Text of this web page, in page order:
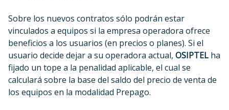
Sobre los nuevos contratos sólo podrán estar
vinculados a equipos si la empresa operadora ofrece
beneficios a los usuarios (en precios o planes). Si el
usuario decide dejar a su operadora actual, OSIPTEL ha
fijado un tope a la penalidad aplicable, el cual se
calculará sobre la base del saldo del precio de venta de
los equipos en la modalidad Prepago.